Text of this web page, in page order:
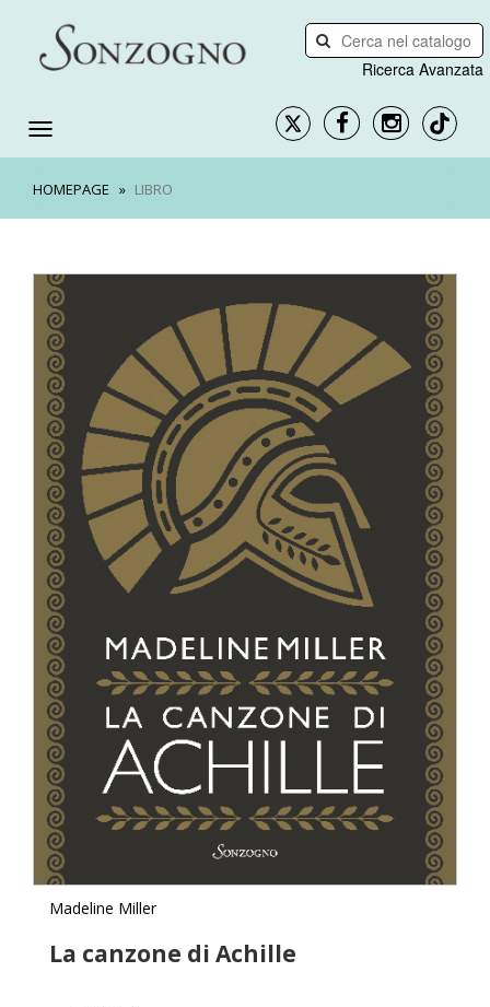
Ricerca Avanzata
HOMEPAGE LIBRO
Madeline Miller
La canzone di Achille